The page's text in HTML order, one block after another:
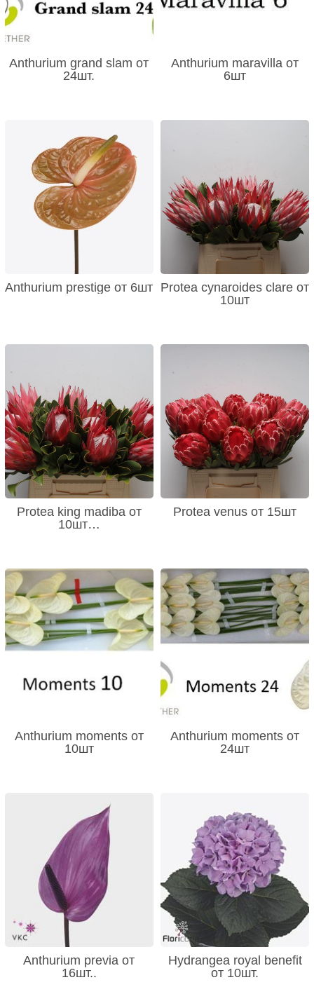
Anthurium grand slam от
24шт.
Anthurium maravilla от
6шт
Anthurium prestige от 6шт Protea cynaroides clare от
10шт
Protea king madiba от
10шт…
Protea venus от 15шт
Anthurium moments от
10шт
Anthurium moments от
24шт
Anthurium previa от
16шт..
Hydrangea royal benefit
от 10шт.